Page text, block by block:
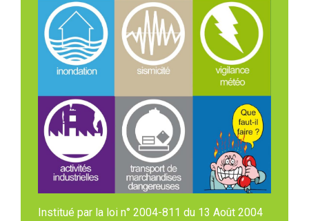
Institué par la loi n° 2004-811 du 13 Août 2004